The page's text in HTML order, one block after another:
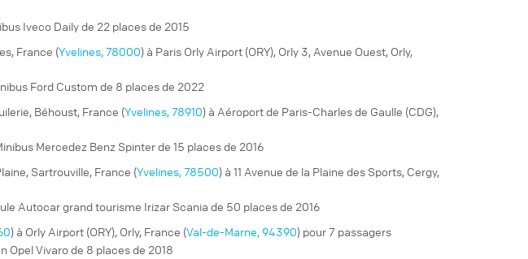
Iveco Daily de 22 places de 2015
France (Yvelines, 78000) à Paris Orly Airport (ORY), Orly 3, Avenue Ouest, Orly,
Ford Custom de 8 places de 2022
Béhoust, France (Yvelines, 78910) à Aéroport de Paris-Charles de Gaulle (CDG),
Mercedez Benz Spinter de 15 places de 2016
Sartrouville, France (Yvelines, 78500) à 11 Avenue de la Plaine des Sports, Cergy,
Autocar grand tourisme Irizar Scania de 50 places de 2016
) à Orly Airport (ORY), Orly, France (Val-de-Marne, 94390) pour 7 passagers
Opel Vivaro de 8 places de 2018